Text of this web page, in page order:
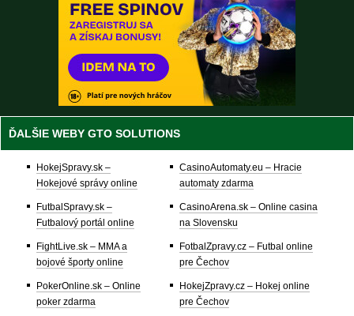
ĎALŠIE WEBY GTO SOLUTIONS
HokejSpravy.sk –
Hokejové správy online
FutbalSpravy.sk –
Futbalový portál online
FightLive.sk – MMA a
bojové športy online
PokerOnline.sk – Online
poker zdarma
CasinoAutomaty.eu – Hracie
automaty zdarma
CasinoArena.sk – Online casina
na Slovensku
FotbalZpravy.cz – Futbal online
pre Čechov
HokejZpravy.cz – Hokej online
pre Čechov